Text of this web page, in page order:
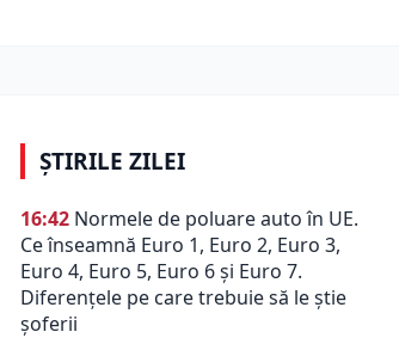
ȘTIRILE ZILEI
16:42 Normele de poluare auto în UE.
Ce înseamnă Euro 1, Euro 2, Euro 3,
Euro 4, Euro 5, Euro 6 și Euro 7.
Diferențele pe care trebuie să le știe
șoferii